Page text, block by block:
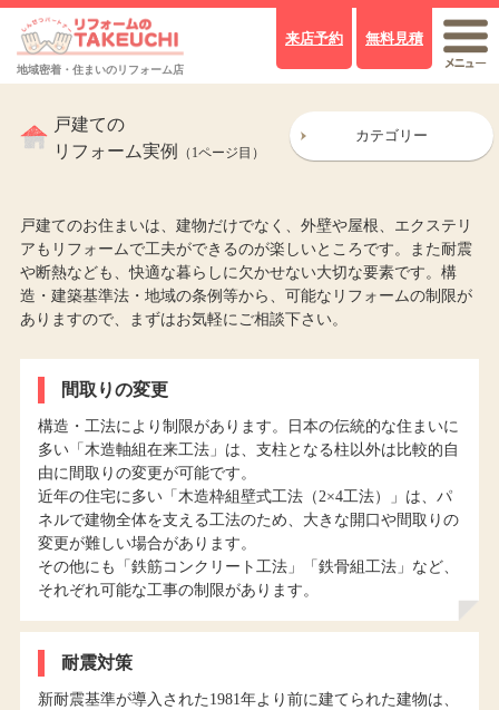
地域密着・住まいのリフォーム店
来店予約 無料見積
カテゴリー
戸建ての
リフォーム実例
（1ページ目）
戸建てのお住まいは、建物だけでなく、外壁や屋根、エクステリ
アもリフォームで工夫ができるのが楽しいところです。また耐震
や断熱なども、快適な暮らしに欠かせない大切な要素です。構
造・建築基準法・地域の条例等から、可能なリフォームの制限が
ありますので、まずはお気軽にご相談下さい。
間取りの変更
構造・工法により制限があります。日本の伝統的な住まいに
多い「木造軸組在来工法」は、支柱となる柱以外は比較的自
由に間取りの変更が可能です。
近年の住宅に多い「木造枠組壁式工法（2×4工法）」は、パ
ネルで建物全体を支える工法のため、大きな開口や間取りの
変更が難しい場合があります。
その他にも「鉄筋コンクリート工法」「鉄骨組工法」など、
それぞれ可能な工事の制限があります。
耐震対策
新耐震基準が導入された1981年より前に建てられた建物は、